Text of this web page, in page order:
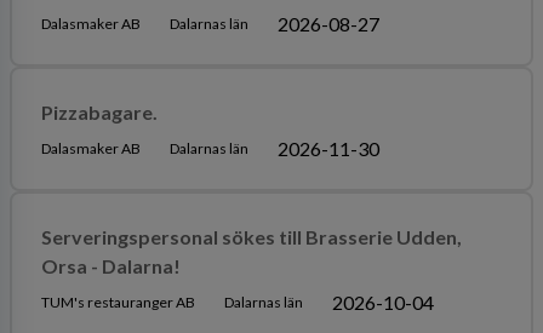
Dalasmaker AB Dalarnas län 2026-08-27
Pizzabagare.
Dalasmaker AB Dalarnas län 2026-11-30
Serveringspersonal sökes till Brasserie Udden,
Orsa - Dalarna!
TUM's restauranger AB Dalarnas län 2026-10-04